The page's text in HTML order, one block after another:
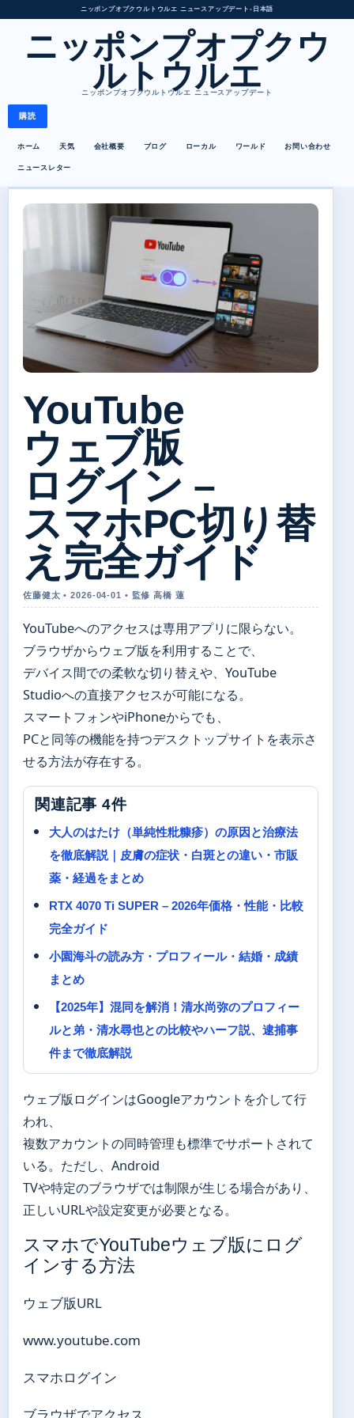
ニッポンプオプクウルトウルエ ニュースアップデート • 日本語
ニッポンプオプクウ
ルトウルエ
ニッポンプオプクウルトウルエ ニュースアップデート
購読
ホーム 天気 会社概要 ブログ ローカル ワールド お問い合わせ
ニュースレター
YouTube
ウェブ版
ログイン –
スマホPC切り替
え完全ガイド
佐藤健太 • 2026-04-01 • 監修 高橋 蓮
YouTubeへのアクセスは専用アプリに限らない。
ブラウザからウェブ版を利用することで、
デバイス間での柔軟な切り替えや、YouTube
Studioへの直接アクセスが可能になる。
スマートフォンやiPhoneからでも、
PCと同等の機能を持つデスクトップサイトを表示さ
せる方法が存在する。
関連記事 4件
大人のはたけ（単純性粃糠疹）の原因と治療法
を徹底解説｜皮膚の症状・白斑との違い・市販
薬・経過をまとめ
RTX 4070 Ti SUPER – 2026年価格・性能・比較
完全ガイド
小園海斗の読み方・プロフィール・結婚・成績
まとめ
【2025年】混同を解消！清水尚弥のプロフィー
ルと弟・清水尋也との比較やハーフ説、逮捕事
件まで徹底解説
ウェブ版ログインはGoogleアカウントを介して行
われ、
複数アカウントの同時管理も標準でサポートされて
いる。ただし、Android
TVや特定のブラウザでは制限が生じる場合があり、
正しいURLや設定変更が必要となる。
スマホでYouTubeウェブ版にログ
インする方法
ウェブ版URL
www.youtube.com
スマホログイン
ブラウザでアクセス